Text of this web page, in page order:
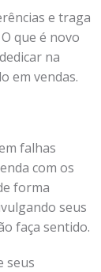
e traga
que é novo
na
em vendas.
falhas
com os
forma
seus
faça sentido.
seus